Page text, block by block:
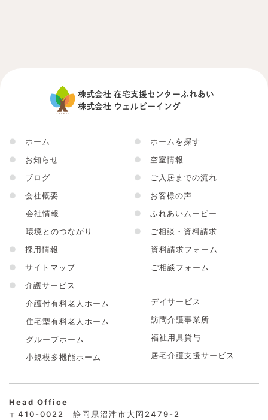
●
ホーム
●
お知らせ
●
ブログ
●
会社概要
会社情報
環境とのつながり
●
採用情報
●
サイトマップ
●
介護サービス
介護付有料老人ホーム
住宅型有料老人ホーム
グループホーム
小規模多機能ホーム
●
ホームを探す
●
空室情報
●
ご入居までの流れ
●
お客様の声
●
ふれあいムービー
●
ご相談・資料請求
資料請求フォーム
ご相談フォーム
デイサービス
訪問介護事業所
福祉用具貸与
居宅介護支援サービス
Head Office
〒410-0022 静岡県沼津市大岡2479-2